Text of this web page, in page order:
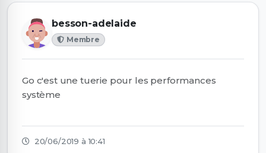
besson-adelaide
Membre
Go c'est une tuerie pour les performances
système
20/06/2019 à 10:41